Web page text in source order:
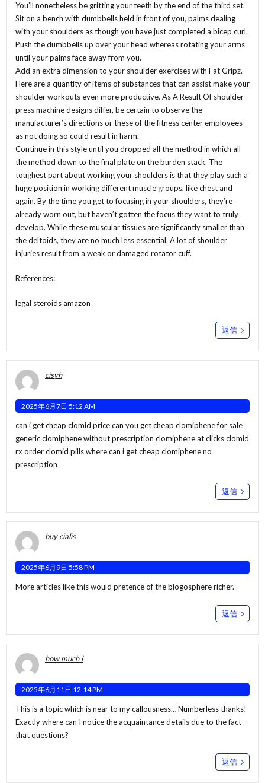
You’ll nonetheless be gritting your teeth by the end of the third set.
Sit on a bench with dumbbells held in front of you, palms dealing
with your shoulders as though you have just completed a bicep curl.
Push the dumbbells up over your head whereas rotating your arms
until your palms face away from you.
Add an extra dimension to your shoulder exercises with Fat Gripz.
Here are a quantity of items of substances that can assist make your
shoulder workouts even more productive. As A Result Of shoulder
press machine designs differ, be certain to observe the
manufacturer’s directions or these of the fitness center employees
as not doing so could result in harm.
Continue in this style until you dropped all the method in which all
the method down to the final plate on the burden stack. The
toughest part about working your shoulders is that they play such a
huge position in working different muscle groups, like chest and
again. By the time you get to focusing in your shoulders, they’re
already worn out, but haven’t gotten the focus they want to truly
develop. While these muscular tissues are significantly smaller than
the deltoids, they are no much less essential. A lot of shoulder
injuries result from a weak or damaged rotator cuff.
References:
legal steroids amazon
返信
cisyh
2025年6月7日 5:12 AM
can i get cheap clomid price can you get cheap clomiphene for sale
generic clomiphene without prescription clomiphene at clicksclomid
rx order clomid pills where can i get cheap clomiphene no
prescription
返信
buy cialis
2025年6月9日 5:58 PM
More articles like this would pretence of the blogosphere richer.
返信
how much i
2025年6月11日 12:14 PM
This is a topic which is near to my callousness… Numberless thanks!
Exactly where can I notice the acquaintance details due to the fact
that questions?
返信